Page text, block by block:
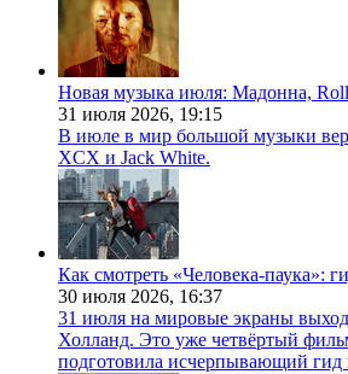
Новая музыка июля: Мадонна,
31 июля 2026, 19:15
В июле в мир большой музыки
XCX и Jack White.
Как смотреть «Человека-паука»:
30 июля 2026, 16:37
31 июля на мировые экраны
Холланд. Это уже четвёртый
подготовила исчерпывающий гид